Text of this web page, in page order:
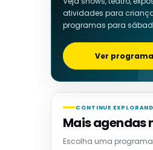
atividades para
programas para
Ver
CONTINUE
Mais agendas
Escolha uma